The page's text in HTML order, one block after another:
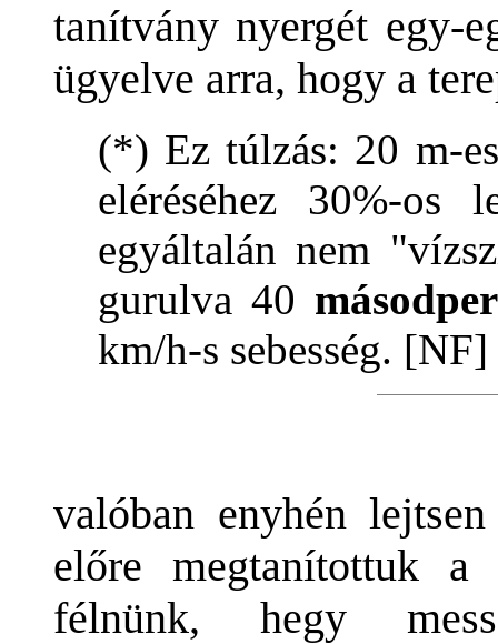
tanítvány nyergét egy-
ügyelve arra, hogy a
(*) Ez túlzás: 20 m-es
eléréséhez 30%-os
egyáltalán nem
gurulva 40
km/h-s sebesség. [NF]
valóban enyhén
előre megtanítottuk a
félnünk, hegy